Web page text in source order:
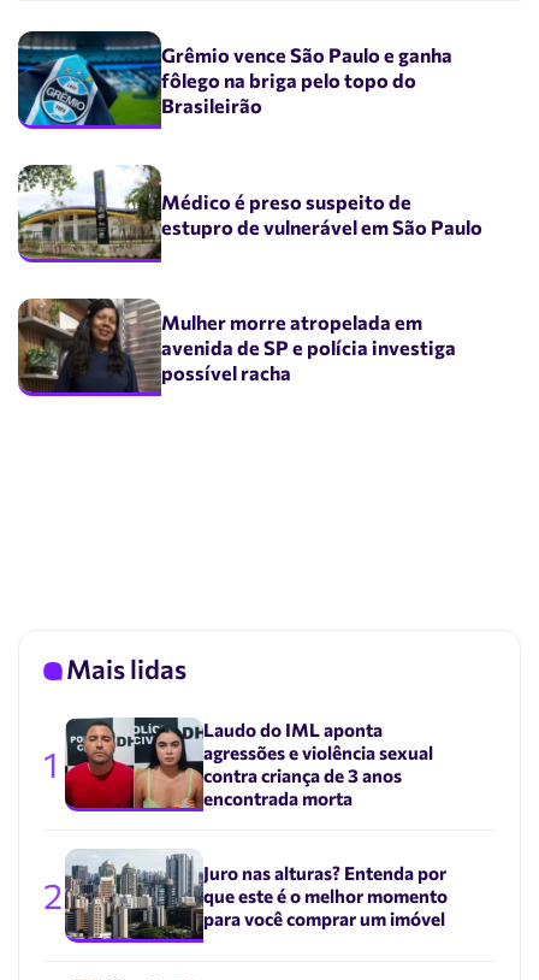
Grêmio vence São Paulo e ganha
fôlego na briga pelo topo do
Brasileirão
Médico é preso suspeito de
estupro de vulnerável em São Paulo
Mulher morre atropelada em
avenida de SP e polícia investiga
possível racha
Mais lidas
1
Laudo do IML aponta
agressões e violência sexual
contra criança de 3 anos
encontrada morta
2
Juro nas alturas? Entenda por
que este é o melhor momento
para você comprar um imóvel